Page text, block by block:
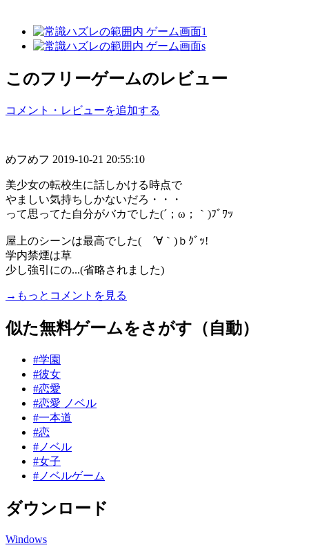
このフリーゲームのレビュー
コメント・レビューを追加する
めフめフ 2019-10-21 20:55:10
美少女の転校生に話しかける時点で
やましい気持ちしかないだろ・・・
って思ってた自分がバカでした(´；ω；｀)ﾌﾞﾜｯ
屋上のシーンは最高でした( ´∀｀)ｂｸﾞｯ!
学内禁煙は草
少し強引にの...(省略されました)
→もっとコメントを見る
似た無料ゲームをさがす（自動）
#学園
#彼女
#恋愛
#恋愛 ノベル
#一本道
#恋
#ノベル
#女子
#ノベルゲーム
ダウンロード
Windows